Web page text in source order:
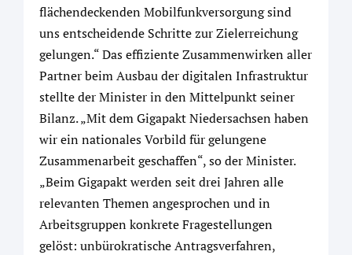
flächendeckenden Mobilfunkversorgung sind
uns entscheidende Schritte zur Zielerreichung
gelungen.“ Das effiziente Zusammenwirken aller
Partner beim Ausbau der digitalen Infrastruktur
stellte der Minister in den Mittelpunkt seiner
Bilanz. „Mit dem Gigapakt Niedersachsen haben
wir ein nationales Vorbild für gelungene
Zusammenarbeit geschaffen“, so der Minister.
„Beim Gigapakt werden seit drei Jahren alle
relevanten Themen angesprochen und in
Arbeitsgruppen konkrete Fragestellungen
gelöst: unbürokratische Antragsverfahren,